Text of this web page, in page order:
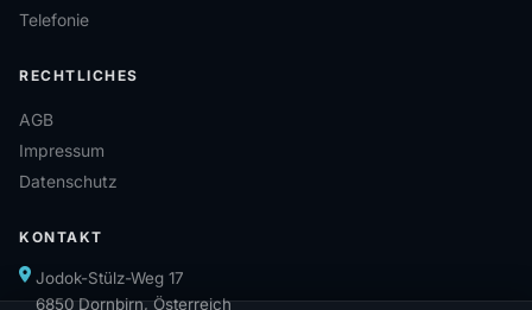
Telefonie
RECHTLICHES
AGB
Impressum
Datenschutz
KONTAKT
Jodok-Stülz-Weg 17
6850 Dornbirn, Österreich